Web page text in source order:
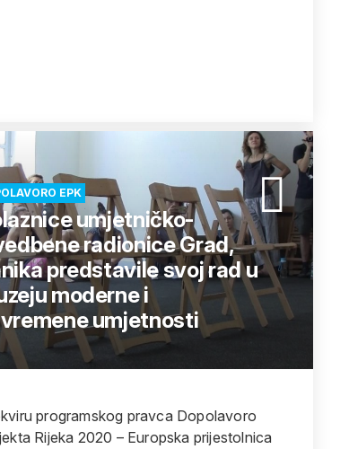
EPK
umjetničko-
radionice Grad,
predstavile svoj rad u
moderne i
umjetnosti
programskog pravca Dopolavoro
Rijeka 2020 – Europska prijestolnica